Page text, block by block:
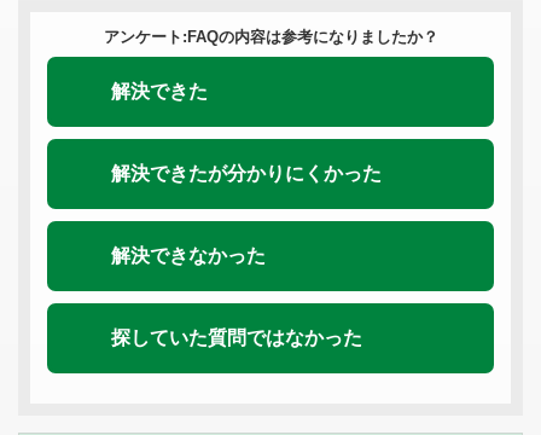
アンケート:FAQの内容は参考になりましたか？
解決できた
解決できたが分かりにくかった
解決できなかった
探していた質問ではなかった